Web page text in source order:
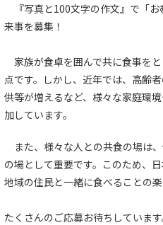
『写真と100文字の作文』で「お
来事を募集！
家族が食卓を囲んで共に食事を
点です。しかし、近年では、高齢
供等が増えるなど、様々な家庭環
加しています。
また、様々な人との共食の場は
の場として重要です。このため、
地域の住民と一緒に食べることの
たくさんのご応募お待ちしています